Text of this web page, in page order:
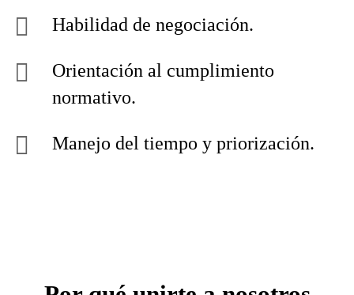
Habilidad de negociación.
Orientación al cumplimiento
normativo.
Manejo del tiempo y priorización.